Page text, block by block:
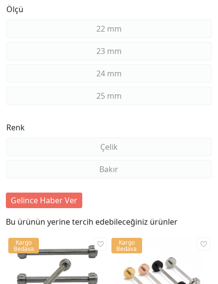
Ölçü
22 mm
23 mm
24 mm
25 mm
Renk
Çelik
Bakır
Gelince Haber Ver
Bu ürünün yerine tercih edebileceğiniz ürünler
Kargo
Bedava
Kargo
Bedava